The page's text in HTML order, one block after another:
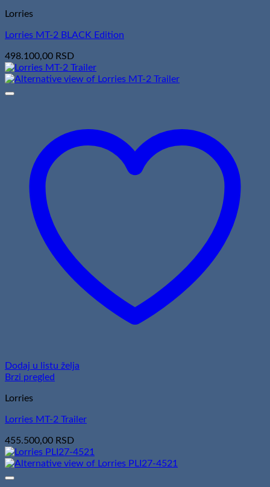
Lorries
Lorries MT-2 BLACK Edition
498.100,00 RSD
Dodaj u listu želja
Brzi pregled
Lorries
Lorries MT-2 Trailer
455.500,00 RSD